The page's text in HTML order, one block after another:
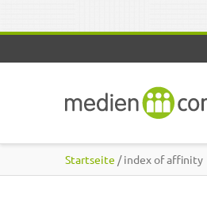
Startseite / index of affinity